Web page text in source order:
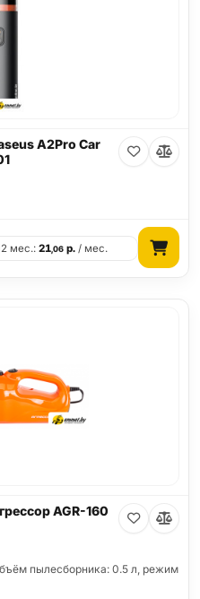
A2Pro Car
мес.:21,06 р. / мес.
AGR-160
пылесборника: 0.5 л, режим